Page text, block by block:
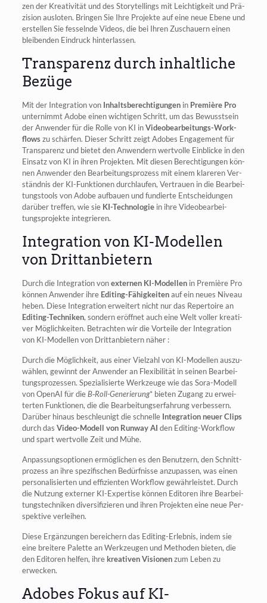
zen der Krea­ti­vi­tät und des Sto­rytel­lings mit Leich­tig­keit und Prä­
zi­si­on aus­lo­ten. Brin­gen Sie Ihre Pro­jek­te auf eine neue Ebe­ne und
erstel­len Sie fes­seln­de Vide­os, die bei Ihren Zuschau­ern einen
blei­ben­den Ein­druck hinterlassen.
Transparenz durch inhaltliche
Bezüge
Mit der Inte­gra­ti­on von Inhalts­be­rech­ti­gun­genin Pre­miè­re Pro
unter­nimmt Ado­be einen wich­ti­gen Schritt, um das Bewusst­sein
der Anwen­der für die Rol­le von KI inVideo­be­ar­bei­tungs-Work­
flowszu schär­fen. Die­ser Schritt zeigt Ado­bes Enga­ge­ment für
Trans­pa­renz und bie­tet den Anwen­dern wert­vol­le Ein­bli­cke in den
Ein­satz von KI in ihren Pro­jek­ten. Mit die­sen Berech­ti­gun­gen kön­
nen Anwen­der den Bear­bei­tungs­pro­zess mit einem kla­re­ren Ver­
ständ­nis der KI-Funk­tio­nen durch­lau­fen, Ver­trau­en in die Bear­bei­
tungs­tools von Ado­be auf­bau­en und fun­dier­te Ent­schei­dun­gen
dar­über tref­fen, wie sie KI-Tech­no­lo­giein ihre Video­be­ar­bei­
tungs­pro­jek­te integrieren.
Integration von KI-Modellen
von Drittanbietern
Durch die Inte­gra­ti­on vonexter­nen KI-Model­lenin Pre­miè­re Pro
kön­nen Anwen­der ihre Editing-Fähig­kei­tenauf ein neu­es Niveau
heben. Die­se Inte­gra­ti­on erwei­tert nicht nur das Reper­toire an
Editing-Tech­ni­ken, son­dern eröff­net auch eine Welt vol­ler krea­ti­
ver Mög­lich­kei­ten. Betrach­ten wir die Vor­tei­le der Inte­gra­ti­on
von KI-Model­len von Dritt­an­bie­tern näher :
Durch die Mög­lich­keit, aus einer Viel­zahl von KI-Model­len aus­zu­
wäh­len, gewinnt der Anwen­der an Fle­xi­bi­li­tät in sei­nen Bear­bei­
tungs­pro­zes­sen. Spe­zia­li­sier­te Werk­zeu­ge wie das Sora-Modell
von Ope­nAI für dieB‑Roll-Gene­rie­rung* bie­ten Zugang zu erwei­
ter­ten Funk­tio­nen, die die Bear­bei­tungs­er­fah­rung ver­bes­sern.
Dar­über hin­aus beschleu­nigt die schnel­le Inte­gra­ti­on neu­er Clips
durch das Video-Modell von Run­way AI den Editing-Work­flow
und spart wert­vol­le Zeit und Mühe.
Anpas­sungs­op­tio­nen ermög­li­chen es den Benut­zern, den Schnitt­
pro­zess an ihre spe­zi­fi­schen Bedürf­nis­se anzu­pas­sen, was einen
per­so­na­li­sier­ten und effi­zi­en­ten Work­flow gewähr­leis­tet. Durch
die Nut­zung exter­ner KI-Exper­ti­se kön­nen Edi­to­ren ihre Bear­bei­
tungs­tech­ni­ken diver­si­fi­zie­ren und ihren Pro­jek­ten eine neue Per­
spek­ti­ve verleihen.
Die­se Ergän­zun­gen berei­chern das Editing-Erleb­nis, indem sie
eine brei­te­re Palet­te an Werk­zeu­gen und Metho­den bie­ten, die
den Edi­to­ren hel­fen, ihre krea­ti­ven Visio­nenzum Leben zu
erwecken.
Adobes Fokus auf KI-